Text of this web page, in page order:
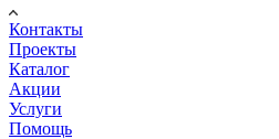
Контакты
Проекты
Каталог
Акции
Услуги
Помощь